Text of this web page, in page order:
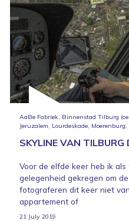
AaBe Fabriek, Binnenstad Tilburg
Jeruzalem, Lourdeskade, Moerenburg,
SKYLINE VAN TILBURG
Voor de elfde keer heb ik
gelegenheid gekregen om
fotograferen dit keer niet
appartement of
21 July 2019